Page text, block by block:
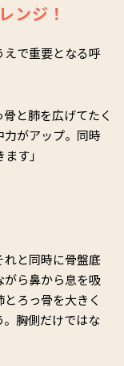
ンジ！
えで重要となる呼
と肺を広げてたく
力がアップ。同時
す」
れと同時に骨盤底
がら鼻から息を吸
ろっ骨を大きく
胸側だけではな